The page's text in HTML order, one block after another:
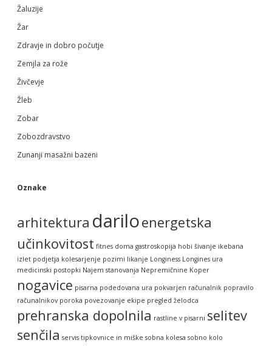
Žaluzije
Žar
Zdravje in dobro počutje
Zemjla za rože
Živčevje
Žleb
Zobar
Zobozdravstvo
Zunanji masažni bazeni
Oznake
arhitektura dariloenergetska
učinkovitost fitnes doma gastroskopija hobi šivanje ikebana
izlet podjetja kolesarjenje pozimi likanje Longiness Longines ura
medicinski postopki Najem stanovanja Nepremičnine Koper
nogavice pisarna podedovana ura pokvarjen računalnik popravilo
računalnikov poroka povezovanje ekipe pregled želodca
prehranska dopolnila rastline v pisarni selitev
senčila servis tipkovnice in miške sobna kolesa sobno kolo